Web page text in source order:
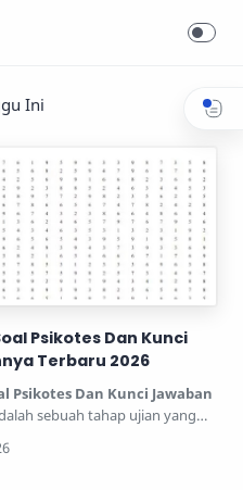
Ini
Psikotes Dan Kunci
Terbaru 2026
Psikotes Dan Kunci Jawaban
sebuah tahap ujian yang